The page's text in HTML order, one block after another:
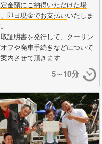
金額にご納得いただけた場
即日現金でお支払いいたしま
証明書を発行して、クーリン
フや廃車手続きなどについて
内させて頂きます
5～10分